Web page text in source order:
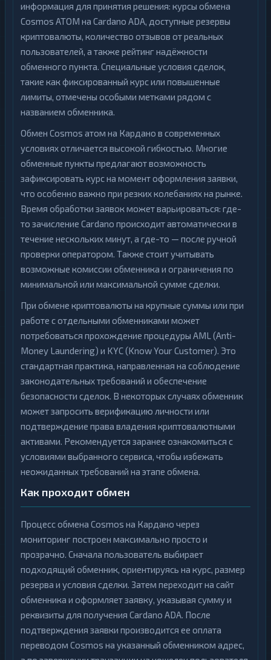
информация для принятия решения: курсы обмена
Cosmos ATOM на Cardano ADA, доступные резервы
криптовалюты, количество отзывов от реальных
пользователей, а также рейтинг надёжности
обменного пункта. Специальные условия сделок,
такие как фиксированный курс или повышенные
лимиты, отмечены особыми метками рядом с
названием обменника.
Обмен Cosmos атом на Кардано в современных
условиях отличается высокой гибкостью. Многие
обменные пункты предлагают возможность
зафиксировать курс на момент оформления заявки,
что особенно важно при резких колебаниях на рынке.
Время обработки заявок может варьироваться: где-
то зачисление Cardano происходит автоматически в
течение нескольких минут, а где-то — после ручной
проверки оператором. Также стоит учитывать
возможные комиссии обменника и ограничения по
минимальной или максимальной сумме сделки.
При обмене криптовалюты на крупные суммы или при
работе с отдельными обменниками может
потребоваться прохождение процедуры AML (Anti-
Money Laundering) и KYC (Know Your Customer). Это
стандартная практика, направленная на соблюдение
законодательных требований и обеспечение
безопасности сделок. В некоторых случаях обменник
может запросить верификацию личности или
подтверждение права владения криптовалютными
активами. Рекомендуется заранее ознакомиться с
условиями выбранного сервиса, чтобы избежать
неожиданных требований на этапе обмена.
Как проходит обмен
Процесс обмена Cosmos на Кардано через
мониторинг построен максимально просто и
прозрачно. Сначала пользователь выбирает
подходящий обменник, ориентируясь на курс, размер
резерва и условия сделки. Затем переходит на сайт
обменника и оформляет заявку, указывая сумму и
реквизиты для получения Cardano ADA. После
подтверждения заявки производится ее оплата
переводом Cosmos на указанный обменником адрес,